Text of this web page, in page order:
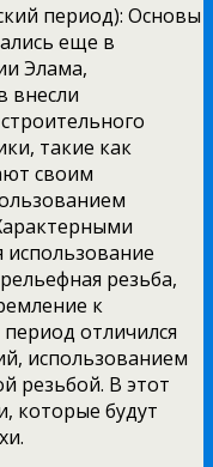
период): Основы
еще в
Элама,
внесли
такие как
своим
использование
резьба,
к
отличился
использованием
резьбой. В этот
которые будут